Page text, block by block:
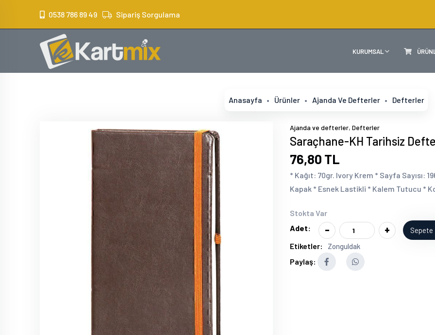
0538 786 89 49 Sipariş Sorgulama
KURUMSAL
Anasayfa Ürünler Ajanda Ve Defterler Defterler
Ajanda ve defterler, Defterler
Saraçhane-KH Tarihsiz
76,80 TL
* Kağıt: 70gr. Ivory Krem * Sayfa Sayısı:
Kapak * Esnek Lastikli * Kalem Tutucu *
Stokta Var
Adet:
- + Sepete
Etiketler: Zonguldak
Paylaş: